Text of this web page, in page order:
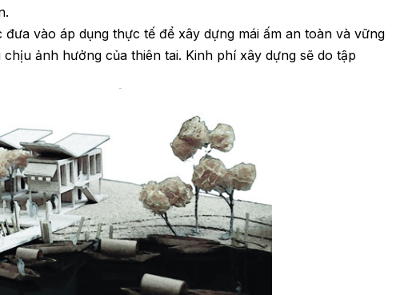
vào áp dụng thực tế để xây dựng mái ấm an toàn và vững
ảnh hưởng của thiên tai. Kinh phí xây dựng sẽ do tập